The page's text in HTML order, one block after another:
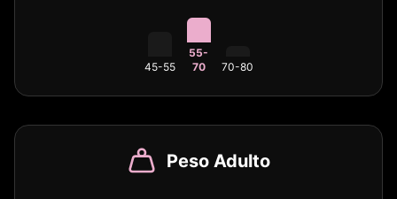
45-55
55-
70
70-80
Peso Adulto